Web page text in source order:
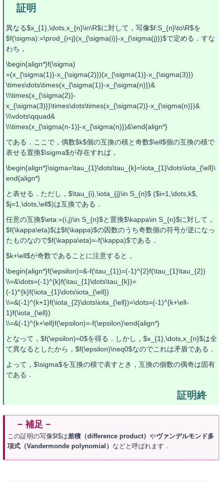
異なる$x_{1},\dots,x_{n}\in\R$に対して，写像$f:S_{n}\to\R$を
$f(\sigma):=\prod_{i<j}(x_{\sigma(i)}-x_{\sigma(j)})$で定める．すな
わち，
\begin{align*}f(\sigma)
=(x_{\sigma(1)}-x_{\sigma(2)})(x_{\sigma(1)}-x_{\sigma(3)})
\times\dots\times(x_{\sigma(1)}-x_{\sigma(n)})&
\\\times(x_{\sigma(2)}-
x_{\sigma(3)})\times\dots\times(x_{\sigma(2)}-x_{\sigma(n)})&
\\\vdots\qquad&
\\\times(x_{\sigma(n-1)}-x_{\sigma(n)})&\end{align*}
である．ここで，偶数$k$個の互換の積と奇数$\ell$個の互換の積で
表せる置換$\sigma$が存在すれば，
\begin{align*}\sigma=\tau_{1}\dots\tau_{k}=\iota_{1}\dots\iota_{\ell}\
end{align*}
と表せる．ただし，$\tau_{i},\iota_{j}\in S_{n}$ ($i=1,\dots,k$,
$j=1,\dots,\ell$)は互換である．
任意の互換$\eta:=(i,j)\in S_{n}$と置換$\kappa\in S_{n}$に対して，
$f(\kappa\eta)$は$f(\kappa)$の因数のうち奇数個の符号が逆になっ
たものなので$f(\kappa\eta)=-f(\kappa)$である．
$k+\ell$が奇数であることに注意すると，
\begin{align*}f(\epsilon)=&-f(\tau_{1})=(-1)^{2}f(\tau_{1}\tau_{2})
\\=&\dots=(-1)^{k}f(\tau_{1}\dots\tau_{k})=
(-1)^{k}f(\iota_{1}\dots\iota_{\ell})
\\=&(-1)^{k+1}f(\iota_{2}\dots\iota_{\ell})=\dots=(-1)^{k+\ell-
1}f(\iota_{\ell})
\\=&(-1)^{k+\ell}f(\epsilon)=-f(\epsilon)\end{align*}
となって，$f(\epsilon)=0$を得る．しかし，$x_{1},\dots,x_{n}$は全
て異なるとしたから，$f(\epsilon)\neq0$なのでこれは矛盾である．
よって，$\sigma$を互換の積で表すとき，互換の個数の偶奇は固有
である．
この証明の写像$f$は差積（difference product） やヴァンデルモンド多
項式（Vandermonde polynomial） などと呼ばれます．